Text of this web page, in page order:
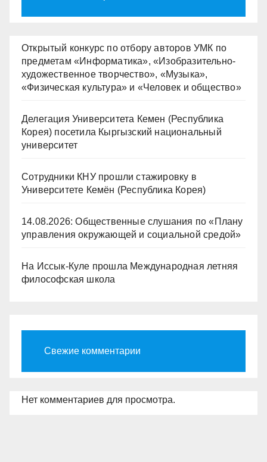
Открытый конкурс по отбору авторов УМК по
предметам «Информатика», «Изобразительно-
художественное творчество», «Музыка»,
«Физическая культура» и «Человек и общество»
Делегация Университета Кемен (Республика
Корея) посетила Кыргызский национальный
университет
Сотрудники КНУ прошли стажировку в
Университете Кемён (Республика Корея)
14.08.2026: Общественные слушания по «Плану
управления окружающей и социальной средой»
На Иссык-Куле прошла Международная летняя
философская школа
Свежие комментарии
Нет комментариев для просмотра.